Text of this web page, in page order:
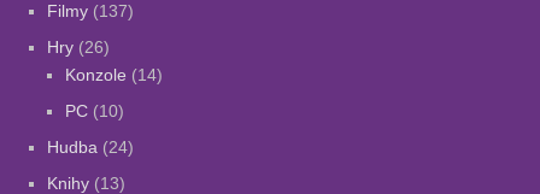
Filmy(137)
Hry(26)
Konzole (14)
PC(10)
Hudba(24)
Knihy(13)